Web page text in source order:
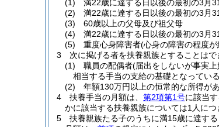
(1)
満22歳に達する日以後の最初の3月
(2)
満22歳に達する日以後の最初の3月
(3)
60歳以上の父母及び祖父母
(4)
満22歳に達する日以後の最初の3月
(5)
重度心身障害者(心身の障害の程度
3
次に掲げる者を扶養親族とすることはで
(1)
職員の配偶者(届出をしないが事実
相当する手当の支給の基礎となってい
(2)
年額130万円以上の恒常的な所得が
4
扶養手当の月額は、 第2項第1号に該当
かに該当する扶養親族については1人につ
5
扶養親族たる子のうちに満15歳に達す